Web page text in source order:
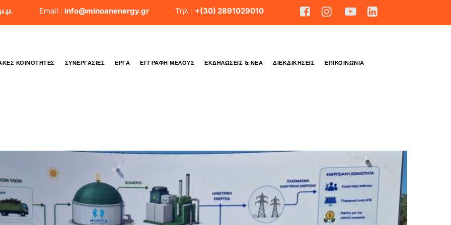
Email : info@minoanenergy.gr Τηλ : +(30) 2891029010
ΚΟΙΝΌΤΗΤΕΣ ΣΥΝΕΡΓΑΣΊΕΣ ΈΡΓΑ ΕΓΓΡΑΦΉ ΜΈΛΟΥΣ ΕΚΔΗΛΏΣΕΙΣ & ΝΈΑ ΔΙΕΚΔΙΚΉΣΕΙΣ ΕΠΙΚΟΙΝΩΝΊΑ